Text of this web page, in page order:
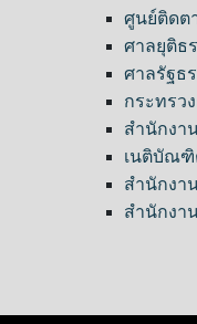
ศูนย์ติดต
ศาลยุติธ
ศาลรัฐธ
กระทรว
สำนักงา
เนติบัณฑิ
สำนักงา
สำนักงา